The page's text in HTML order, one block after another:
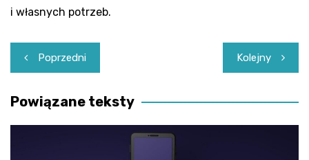
i własnych potrzeb.
Nawigacja
wpisu
Poprzedni Kolejny
Powiązane teksty